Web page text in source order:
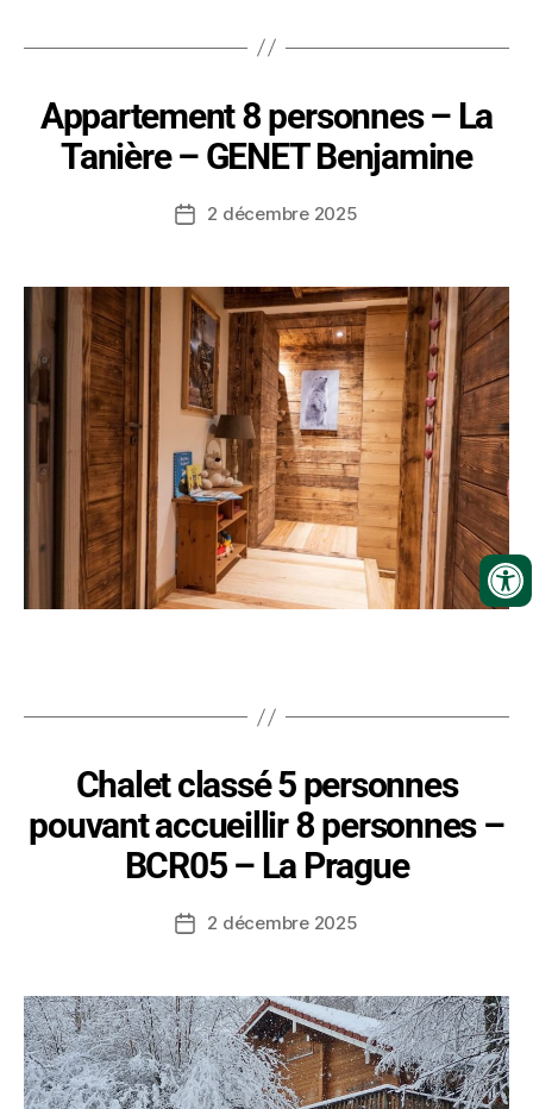
Appartement 8 personnes – La
Tanière – GENET Benjamine
2 décembre 2025
Chalet classé 5 personnes
pouvant accueillir 8 personnes –
BCR05 – La Prague
2 décembre 2025